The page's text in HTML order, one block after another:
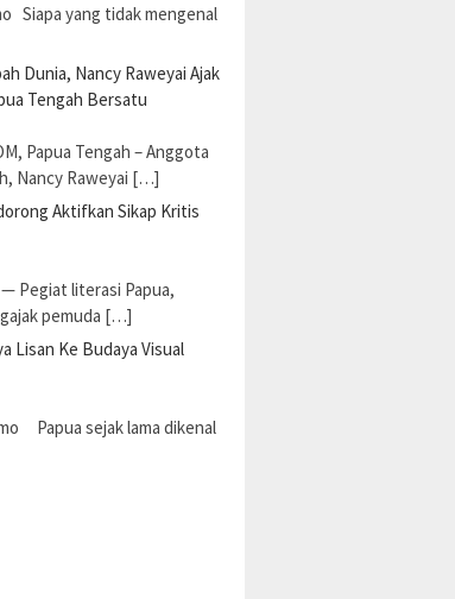
Siapa yang tidak mengenal
Dunia, Nancy Raweyai Ajak
Tengah Bersatu
Papua Tengah – Anggota
Nancy Raweyai […]
Aktifkan Sikap Kritis
Pegiat literasi Papua,
pemuda […]
Lisan Ke Budaya Visual
Papua sejak lama dikenal